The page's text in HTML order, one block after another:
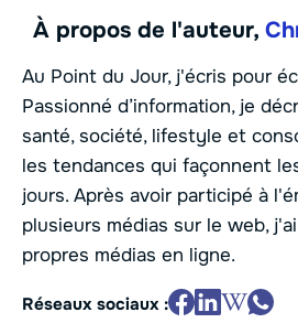
À propos de l'auteur,
Au Point du Jour, j'écris pour
Passionné d’information, je
santé, société, lifestyle et
les tendances qui façonnent
jours. Après avoir participé à
plusieurs médias sur le web,
propres médias en ligne.
Réseaux sociaux :